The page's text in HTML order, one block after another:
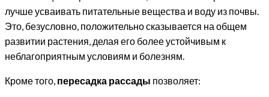
лучше усваивать питательные вещества и воду из почвы.
Это, безусловно, положительно сказывается на общем
развитии растения, делая его более устойчивым к
неблагоприятным условиям и болезням.
Кроме того, пересадка рассады позволяет: